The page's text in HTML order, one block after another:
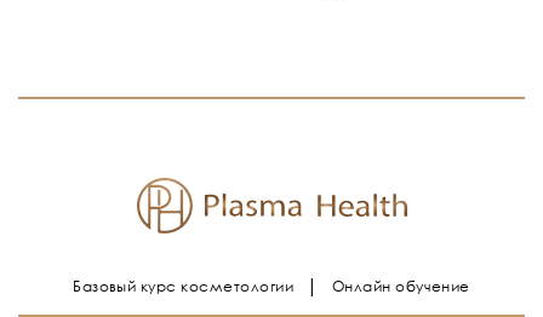
Базовый курс косметологии Онлайн обучение